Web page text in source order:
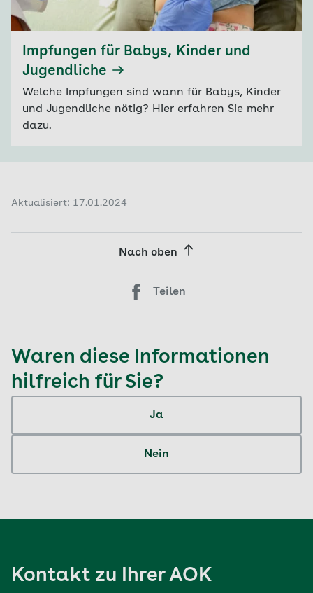
Impfungen für Babys, Kinder und
Jugendliche
Welche Impfungen sind wann für Babys, Kinder
und Jugendliche nötig? Hier erfahren Sie mehr
dazu.
Aktualisiert: 17.01.2024
Nach oben
Teilen
Waren diese Informationen
hilfreich für Sie?
Ja
Nein
Kontakt zu Ihrer AOK